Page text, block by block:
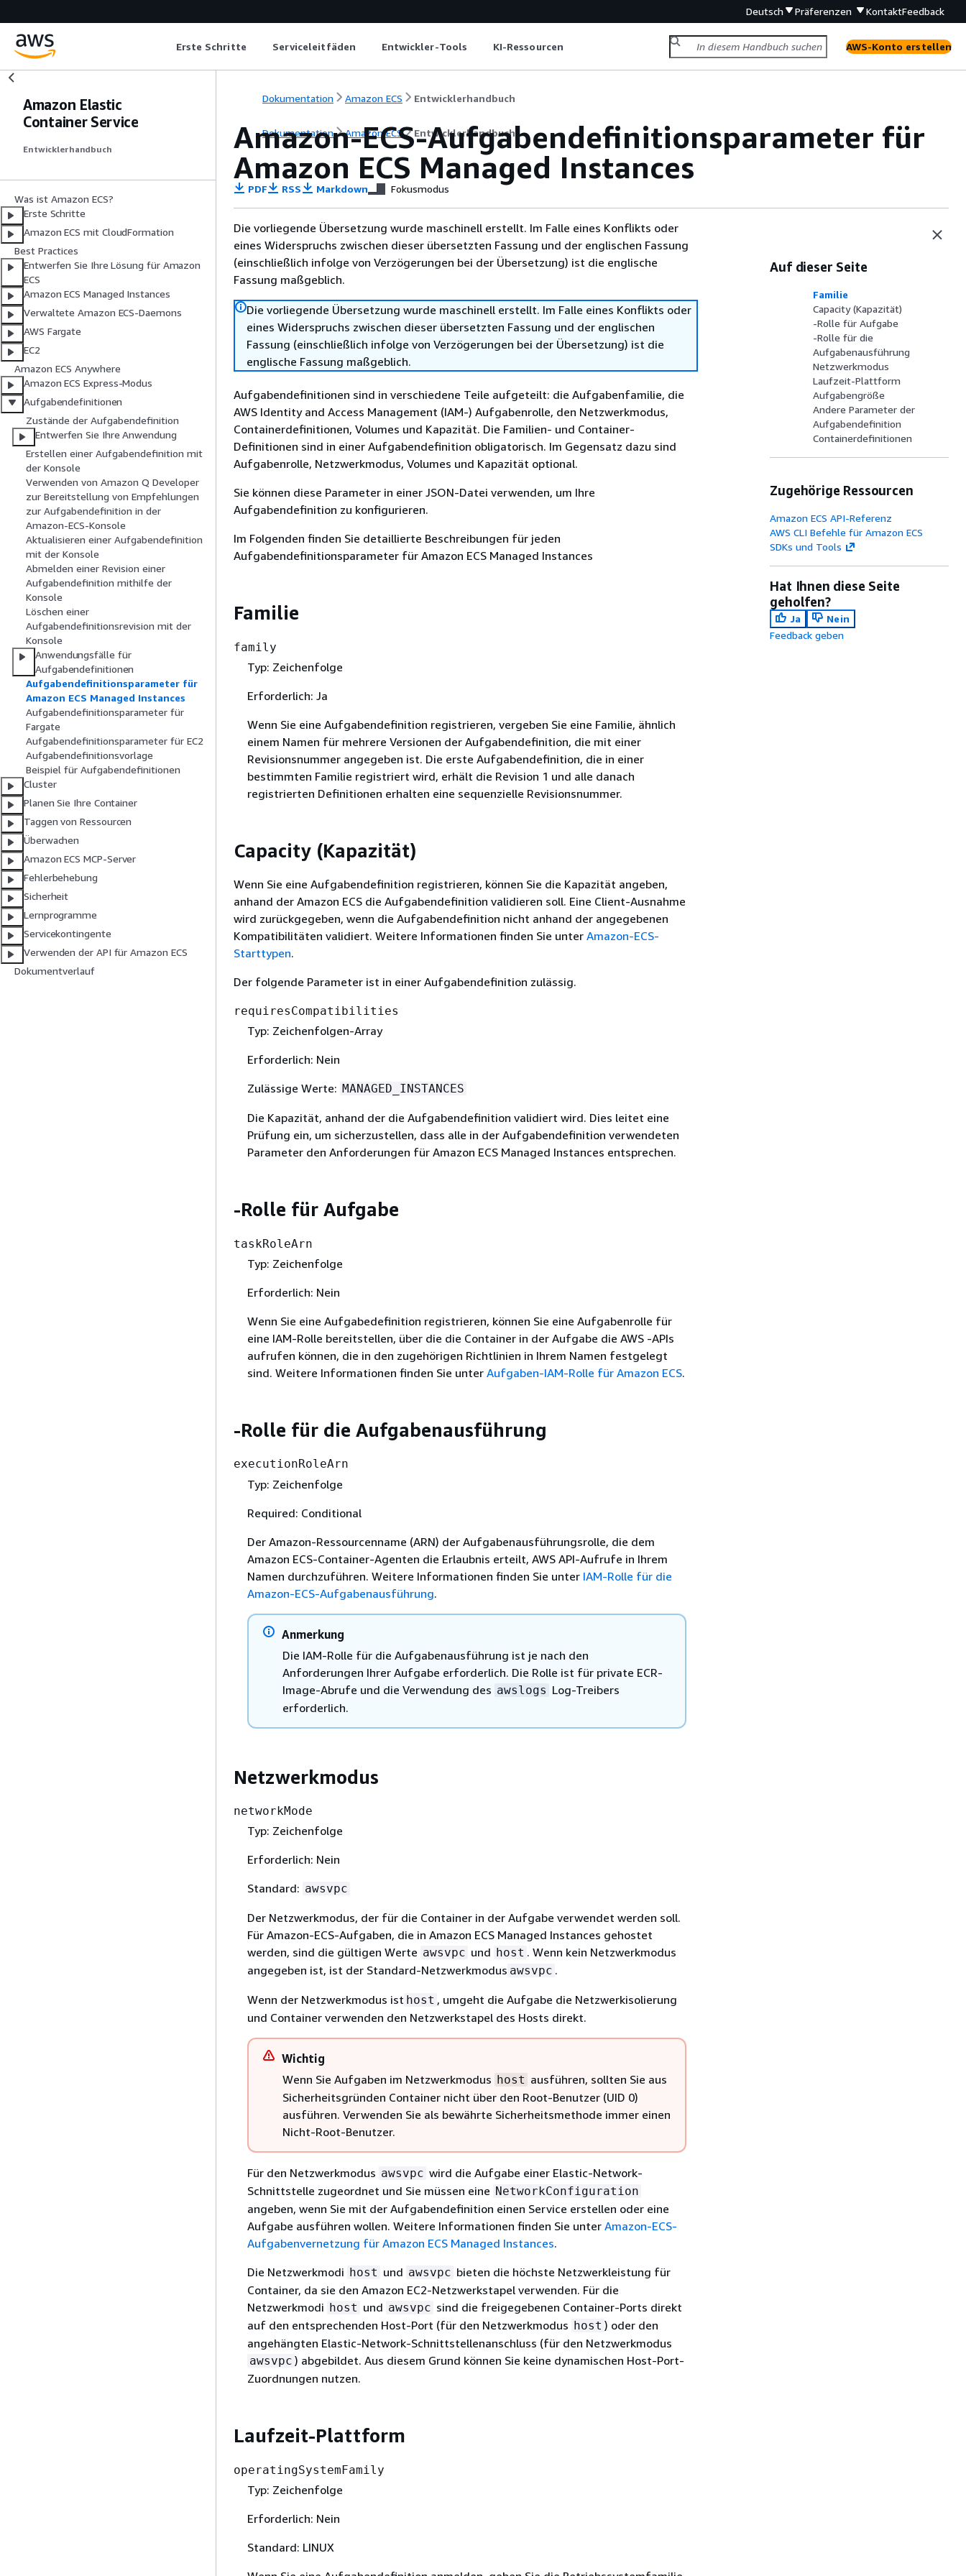
Deutsch Präferenzen KontaktFeedback
Erste Schritte Serviceleitfäden Entwickler-Tools KI-Ressourcen AWS-Konto erstellen
Amazon Elastic
Container Service
Entwicklerhandbuch
Was ist Amazon ECS?
Erste Schritte
Amazon ECS mit CloudFormation
Best Practices
Entwerfen Sie Ihre Lösung für Amazon
ECS
Amazon ECS Managed Instances
Verwaltete Amazon ECS-Daemons
AWS Fargate
EC2
Amazon ECS Anywhere
Amazon ECS Express-Modus
Aufgabendefinitionen
Zustände der Aufgabendefinition
Entwerfen Sie Ihre Anwendung
Erstellen einer Aufgabendefinition mit
der Konsole
Verwenden von Amazon Q Developer
zur Bereitstellung von Empfehlungen
zur Aufgabendefinition in der
Amazon-ECS-Konsole
Aktualisieren einer Aufgabendefinition
mit der Konsole
Abmelden einer Revision einer
Aufgabendefinition mithilfe der
Konsole
Löschen einer
Aufgabendefinitionsrevision mit der
Konsole
Anwendungsfälle für
Aufgabendefinitionen
Aufgabendefinitionsparameter für
Amazon ECS Managed Instances
Aufgabendefinitionsparameter für
Fargate
Aufgabendefinitionsparameter für EC2
Aufgabendefinitionsvorlage
Beispiel für Aufgabendefinitionen
Cluster
Planen Sie Ihre Container
Taggen von Ressourcen
Überwachen
Amazon ECS MCP-Server
Fehlerbehebung
Sicherheit
Lernprogramme
Servicekontingente
Verwenden der API für Amazon ECS
Dokumentverlauf
Dokumentation Amazon ECS Entwicklerhandbuch
Dokumentation Amazon ECS Entwicklerhandbuch
Amazon-ECS-Aufgabendefinitionsparameter für
Amazon ECS Managed Instances
PDF RSS Markdown Fokusmodus
Die vorliegende Übersetzung wurde maschinell erstellt. Im Falle eines Konflikts oder
eines Widerspruchs zwischen dieser übersetzten Fassung und der englischen Fassung
(einschließlich infolge von Verzögerungen bei der Übersetzung) ist die englische
Fassung maßgeblich.
Die vorliegende Übersetzung wurde maschinell erstellt. Im Falle eines Konflikts oder
eines Widerspruchs zwischen dieser übersetzten Fassung und der englischen
Fassung (einschließlich infolge von Verzögerungen bei der Übersetzung) ist die
englische Fassung maßgeblich.
Aufgabendefinitionen sind in verschiedene Teile aufgeteilt: die Aufgabenfamilie, die
AWS Identity and Access Management (IAM-) Aufgabenrolle, den Netzwerkmodus,
Containerdefinitionen, Volumes und Kapazität. Die Familien- und Container-
Definitionen sind in einer Aufgabendefinition obligatorisch. Im Gegensatz dazu sind
Aufgabenrolle, Netzwerkmodus, Volumes und Kapazität optional.
Sie können diese Parameter in einer JSON-Datei verwenden, um Ihre
Aufgabendefinition zu konfigurieren.
Im Folgenden finden Sie detaillierte Beschreibungen für jeden
Aufgabendefinitionsparameter für Amazon ECS Managed Instances
Familie
family
Typ: Zeichenfolge
Erforderlich: Ja
Wenn Sie eine Aufgabendefinition registrieren, vergeben Sie eine Familie, ähnlich
einem Namen für mehrere Versionen der Aufgabendefinition, die mit einer
Revisionsnummer angegeben ist. Die erste Aufgabendefinition, die in einer
bestimmten Familie registriert wird, erhält die Revision 1 und alle danach
registrierten Definitionen erhalten eine sequenzielle Revisionsnummer.
Capacity (Kapazität)
Wenn Sie eine Aufgabendefinition registrieren, können Sie die Kapazität angeben,
anhand der Amazon ECS die Aufgabendefinition validieren soll. Eine Client-Ausnahme
wird zurückgegeben, wenn die Aufgabendefinition nicht anhand der angegebenen
Kompatibilitäten validiert. Weitere Informationen finden Sie unter Amazon-ECS-
Starttypen.
Der folgende Parameter ist in einer Aufgabendefinition zulässig.
requiresCompatibilities
Typ: Zeichenfolgen-Array
Erforderlich: Nein
Zulässige Werte: MANAGED_INSTANCES
Die Kapazität, anhand der die Aufgabendefinition validiert wird. Dies leitet eine
Prüfung ein, um sicherzustellen, dass alle in der Aufgabendefinition verwendeten
Parameter den Anforderungen für Amazon ECS Managed Instances entsprechen.
-Rolle für Aufgabe
taskRoleArn
Typ: Zeichenfolge
Erforderlich: Nein
Wenn Sie eine Aufgabedefinition registrieren, können Sie eine Aufgabenrolle für
eine IAM-Rolle bereitstellen, über die die Container in der Aufgabe die AWS -APIs
aufrufen können, die in den zugehörigen Richtlinien in Ihrem Namen festgelegt
sind. Weitere Informationen finden Sie unter Aufgaben-IAM-Rolle für Amazon ECS.
-Rolle für die Aufgabenausführung
executionRoleArn
Typ: Zeichenfolge
Required: Conditional
Der Amazon-Ressourcenname (ARN) der Aufgabenausführungsrolle, die dem
Amazon ECS-Container-Agenten die Erlaubnis erteilt, AWS API-Aufrufe in Ihrem
Namen durchzuführen. Weitere Informationen finden Sie unter IAM-Rolle für die
Amazon-ECS-Aufgabenausführung.
Anmerkung
Die IAM-Rolle für die Aufgabenausführung ist je nach den
Anforderungen Ihrer Aufgabe erforderlich. Die Rolle ist für private ECR-
Image-Abrufe und die Verwendung des awslogs Log-Treibers
erforderlich.
Netzwerkmodus
networkMode
Typ: Zeichenfolge
Erforderlich: Nein
Standard: awsvpc
Der Netzwerkmodus, der für die Container in der Aufgabe verwendet werden soll.
Für Amazon-ECS-Aufgaben, die in Amazon ECS Managed Instances gehostet
werden, sind die gültigen Werte awsvpc und host . Wenn kein Netzwerkmodus
angegeben ist, ist der Standard-Netzwerkmodus awsvpc .
Wenn der Netzwerkmodus ist host , umgeht die Aufgabe die Netzwerkisolierung
und Container verwenden den Netzwerkstapel des Hosts direkt.
Wichtig
Wenn Sie Aufgaben im Netzwerkmodus host ausführen, sollten Sie aus
Sicherheitsgründen Container nicht über den Root-Benutzer (UID 0)
ausführen. Verwenden Sie als bewährte Sicherheitsmethode immer einen
Nicht-Root-Benutzer.
Für den Netzwerkmodus awsvpc wird die Aufgabe einer Elastic-Network-
Schnittstelle zugeordnet und Sie müssen eine NetworkConfiguration
angeben, wenn Sie mit der Aufgabendefinition einen Service erstellen oder eine
Aufgabe ausführen wollen. Weitere Informationen finden Sie unter Amazon-ECS-
Aufgabenvernetzung für Amazon ECS Managed Instances.
Die Netzwerkmodi host und awsvpc bieten die höchste Netzwerkleistung für
Container, da sie den Amazon EC2-Netzwerkstapel verwenden. Für die
Netzwerkmodi host und awsvpc sind die freigegebenen Container-Ports direkt
auf den entsprechenden Host-Port (für den Netzwerkmodus host ) oder den
angehängten Elastic-Network-Schnittstellenanschluss (für den Netzwerkmodus
awsvpc ) abgebildet. Aus diesem Grund können Sie keine dynamischen Host-Port-
Zuordnungen nutzen.
Laufzeit-Plattform
operatingSystemFamily
Typ: Zeichenfolge
Erforderlich: Nein
Standard: LINUX
Auf dieser Seite
Familie
Capacity (Kapazität)
-Rolle für Aufgabe
-Rolle für die
Aufgabenausführung
Netzwerkmodus
Laufzeit-Plattform
Aufgabengröße
Andere Parameter der
Aufgabendefinition
Containerdefinitionen
Zugehörige Ressourcen
Amazon ECS API-Referenz
AWS CLI Befehle für Amazon ECS
SDKs und Tools
Hat Ihnen diese Seite
geholfen?
Ja
Nein
Feedback geben